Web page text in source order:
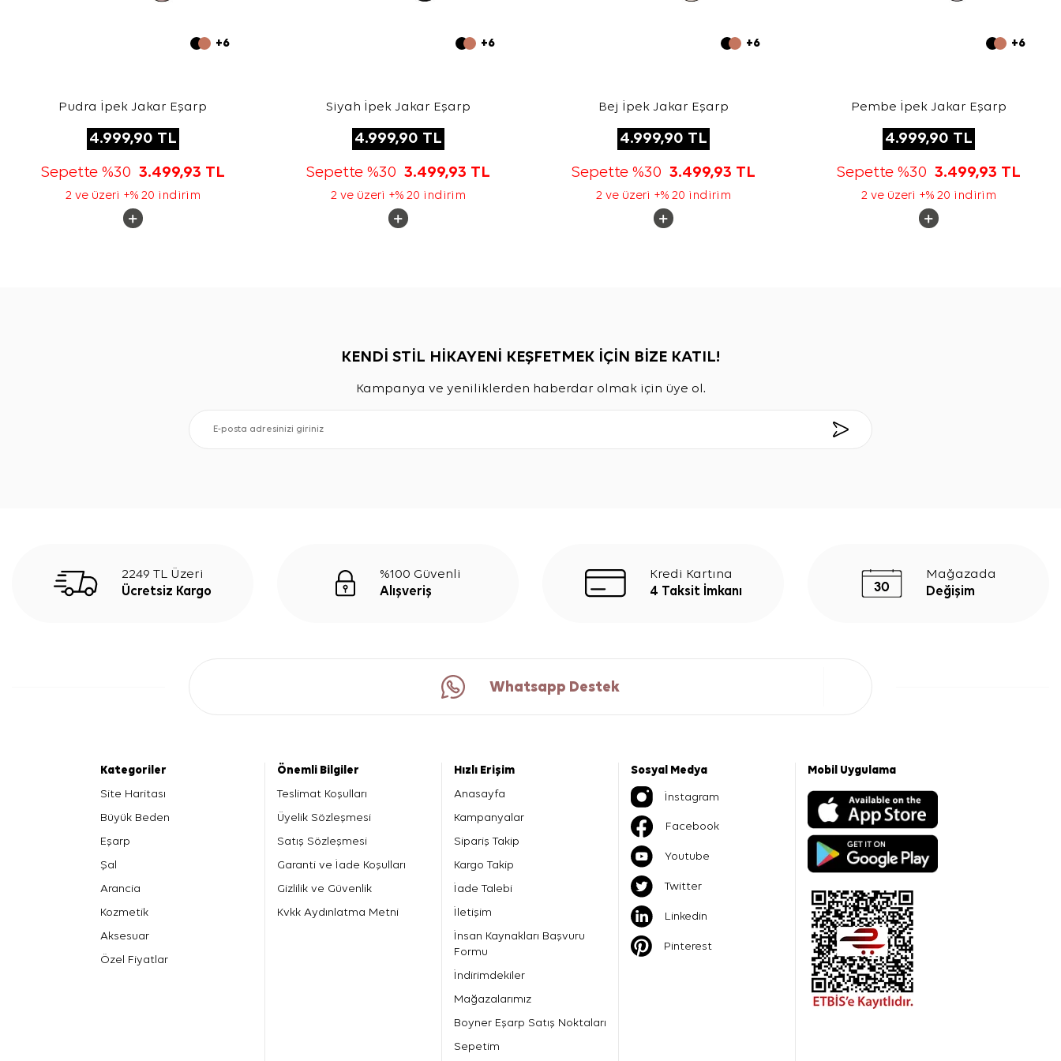
+6
Pudra İpek Jakar Eşarp
4.999,90 TL
Sepette %30 3.499,93 TL
2 ve üzeri +% 20 indirim
+6
Siyah İpek Jakar Eşarp
4.999,90 TL
Sepette %30 3.499,93 TL
2 ve üzeri +% 20 indirim
+6
Bej İpek Jakar Eşarp
4.999,90 TL
Sepette %30 3.499,93 TL
2 ve üzeri +% 20 indirim
+6
Pembe İpek Jakar Eşarp
4.999,90 TL
Sepette %30 3.499,93 TL
2 ve üzeri +% 20 indirim
KENDİ STİL HİKAYENİ KEŞFETMEK İÇİN BİZE KATIL!
Kampanya ve yeniliklerden haberdar olmak için üye ol.
2249 TL Üzeri
Ücretsiz Kargo
%100 Güvenli
Alışveriş
Kredi Kartına
4 Taksit İmkanı
Mağazada
Değişim
Whatsapp Destek
Kategoriler
Site Haritası
Büyük Beden
Eşarp
Şal
Arancia
Kozmetik
Aksesuar
Özel Fiyatlar
Önemli Bilgiler
Teslimat Koşulları
Üyelik Sözleşmesi
Satış Sözleşmesi
Garanti ve İade Koşulları
Gizlilik ve Güvenlik
Kvkk Aydınlatma Metni
Hızlı Erişim
Anasayfa
Kampanyalar
Sipariş Takip
Kargo Takip
İade Talebi
İletişim
İnsan Kaynakları Başvuru
Formu
İndirimdekiler
Mağazalarımız
Boyner Eşarp Satış Noktaları
Sepetim
Sosyal Medya
İnstagram
Facebook
Youtube
Twitter
Linkedin
Pinterest
Mobil Uygulama